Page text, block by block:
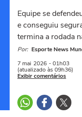
Equipe se
e conseguiu
termina a rodada
Por: Esporte News
7 mai 2026 - 01h03
(atualizado às 09h36)
Exibir comentários